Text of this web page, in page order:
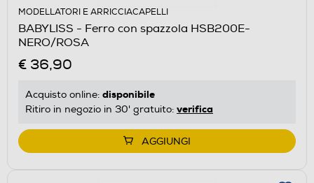
MODELLATORI E ARRICCIACAPELLI
BABYLISS - Ferro con spazzola HSB200E-
NERO/ROSA
€ 36,90
Acquisto online: disponibile
Ritiro in negozio in 30' gratuito: verifica
AGGIUNGI